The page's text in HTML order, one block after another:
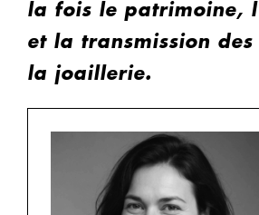
la fois le patrimoine,
et la transmission des
la joaillerie.